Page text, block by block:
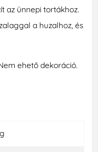
az ünnepi tortákhoz.
a huzalhoz, és
ehető dekoráció.